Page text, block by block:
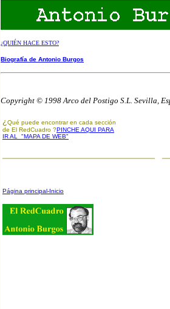
¿QUIÉN HACE ESTO?
Biografía de Antonio Burgos
Copyright © 1998 Arco del Postigo S.L. Sevilla,
¿ Qué puede encontrar en cada sección
de El RedCuadro ?PINCHE AQUI PARA
IR AL "MAPA DE WEB"
Página principal-Inicio